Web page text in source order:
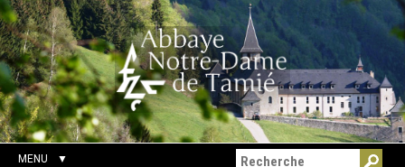
Aller
au
contenu.
|
Aller
à
la
navigation
Outils
personnels
Chercher par
Recherche
avancée…
MENU